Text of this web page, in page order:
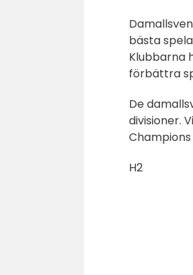
bästa
Klubbarna
förbättra
De
divisioner.
H2